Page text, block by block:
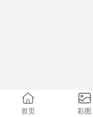
首页 彩图